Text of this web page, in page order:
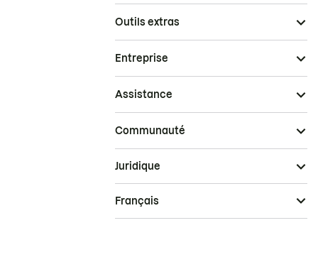
Outils extras
Entreprise
Assistance
Communauté
Juridique
Français